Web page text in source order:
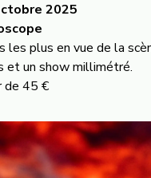
2025
les plus en vue de la
et un show millimétré.
de 45 €